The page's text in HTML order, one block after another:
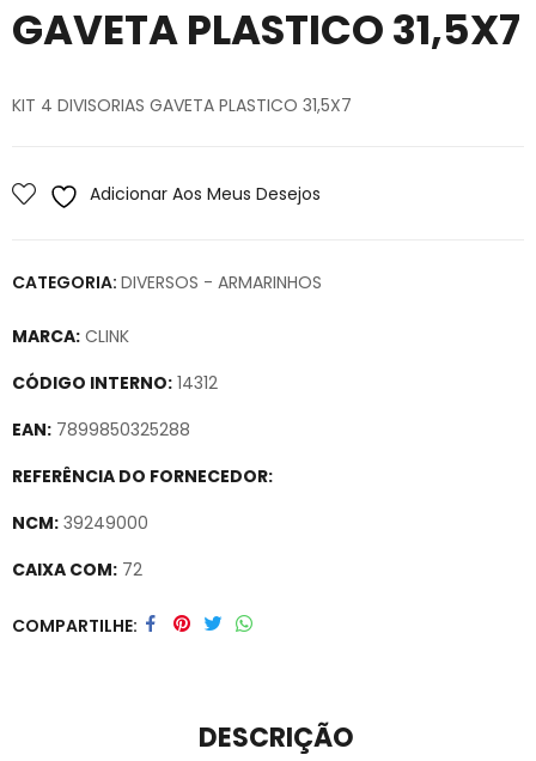
GAVETA PLASTICO 31,5X7
KIT 4 DIVISORIAS GAVETA PLASTICO 31,5X7
Adicionar Aos Meus Desejos
CATEGORIA: DIVERSOS - ARMARINHOS
MARCA: CLINK
CÓDIGO INTERNO: 14312
EAN: 7899850325288
REFERÊNCIA DO FORNECEDOR:
NCM: 39249000
CAIXA COM: 72
Secure crypto portfolio manager for desktops and mobile –
COMPARTILHE
DESCRIÇÃO